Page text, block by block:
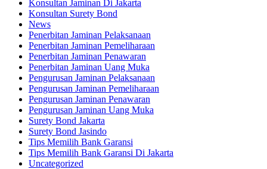
Konsultan Jaminan Di Jakarta
Konsultan Surety Bond
News
Penerbitan Jaminan Pelaksanaan
Penerbitan Jaminan Pemeliharaan
Penerbitan Jaminan Penawaran
Penerbitan Jaminan Uang Muka
Pengurusan Jaminan Pelaksanaan
Pengurusan Jaminan Pemeliharaan
Pengurusan Jaminan Penawaran
Pengurusan Jaminan Uang Muka
Surety Bond Jakarta
Surety Bond Jasindo
Tips Memilih Bank Garansi
Tips Memilih Bank Garansi Di Jakarta
Uncategorized